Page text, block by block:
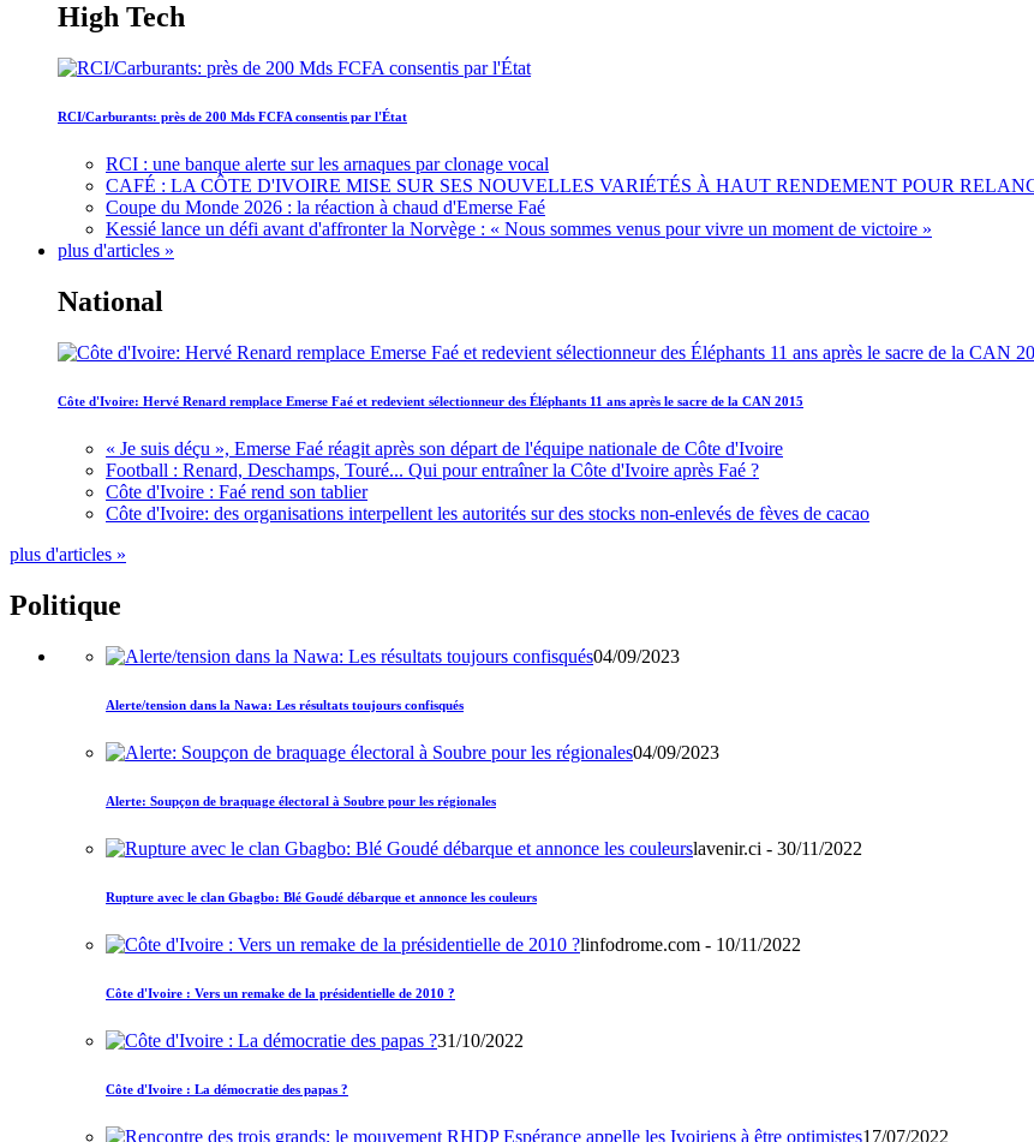
High Tech
RCI/Carburants: près de 200 Mds FCFA consentis par l'État
RCI : une banque alerte sur les arnaques par clonage vocal
CAFÉ : LA CÔTE D'IVOIRE MISE SUR SES NOUVELLES VARIÉTÉS À HAUT RENDEMENT POUR
Coupe du Monde 2026 : la réaction à chaud d'Emerse Faé
Kessié lance un défi avant d'affronter la Norvège : « Nous sommes venus pour vivre un moment de victoire »
plus d'articles »
National
Côte d'Ivoire: Hervé Renard remplace Emerse Faé et redevient sélectionneur des Éléphants 11 ans après le sacre de la CAN 2015
« Je suis déçu », Emerse Faé réagit après son départ de l'équipe nationale de Côte d'Ivoire
Football : Renard, Deschamps, Touré... Qui pour entraîner la Côte d'Ivoire après Faé ?
Côte d'Ivoire : Faé rend son tablier
Côte d'Ivoire: des organisations interpellent les autorités sur des stocks non-enlevés de fèves de cacao
plus d'articles »
Politique
04/09/2023
Alerte/tension dans la Nawa: Les résultats toujours confisqués
04/09/2023
Alerte: Soupçon de braquage électoral à Soubre pour les régionales
lavenir.ci - 30/11/2022
Rupture avec le clan Gbagbo: Blé Goudé débarque et annonce les couleurs
linfodrome.com - 10/11/2022
Côte d'Ivoire : Vers un remake de la présidentielle de 2010 ?
31/10/2022
Côte d'Ivoire : La démocratie des papas ?
17/07/2022